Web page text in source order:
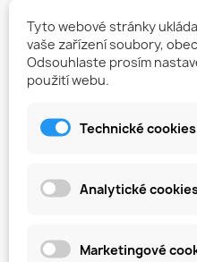
Diamantová
Tyto webové stránky
vaše zařízení soubory,
Odsouhlaste prosím
použití webu.
Technické cookies
Analytické
Marketingové